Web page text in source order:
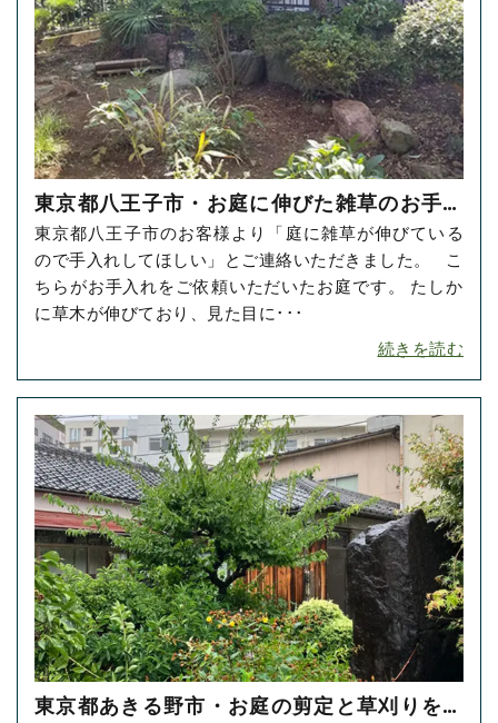
東京都八王子市・お庭に伸びた雑草のお手入
れをご依頼いただきました！
東京都八王子市のお客様より「庭に雑草が伸びている
ので手入れしてほしい」とご連絡いただきました。 こ
ちらがお手入れをご依頼いただいたお庭です。 たしか
に草木が伸びており、見た目に･･･
続きを読む
東京都あきる野市・お庭の剪定と草刈りをご